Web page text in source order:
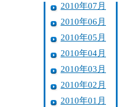
2010年07月
2010年06月
2010年05月
2010年04月
2010年03月
2010年02月
2010年01月